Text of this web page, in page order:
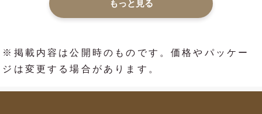
もっと見る
※掲載内容は公開時のものです。価格やパッケー
ジは変更する場合があります。